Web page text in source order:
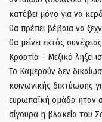
κατέβει μόνο για να
θα πρέπει βέβαια να
θα μείνει εκτός
Κροατία – Μεξικό λήξει
Το Καμερούν δεν
κοινωνικής δικτύωσης
ευρωπαϊκή ομάδα ήταν
σίγουρα η βλακεία του